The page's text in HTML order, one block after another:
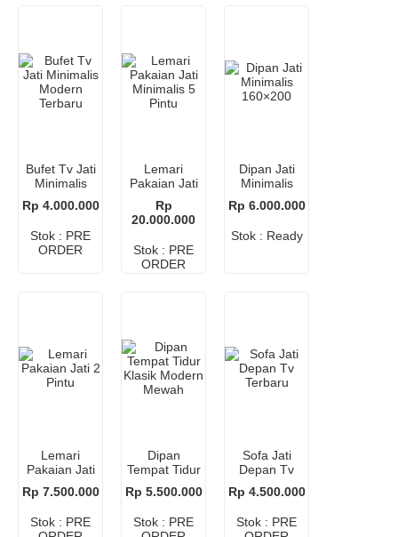
Bufet Tv Jati
Minimalis
Terbaru
Rp 4.000.000
Stok : PRE
ORDER
Lemari
Pakaian Jati
Pintu
Rp
20.000.000
Stok : PRE
ORDER
Dipan Jati
Minimalis
Rp 6.000.000
Stok : Ready
Lemari
Pakaian Jati
Rp 7.500.000
Stok : PRE
Dipan
Tempat Tidur
Modern
Rp 5.500.000
Stok : PRE
Sofa Jati
Depan Tv
Rp 4.500.000
Stok : PRE